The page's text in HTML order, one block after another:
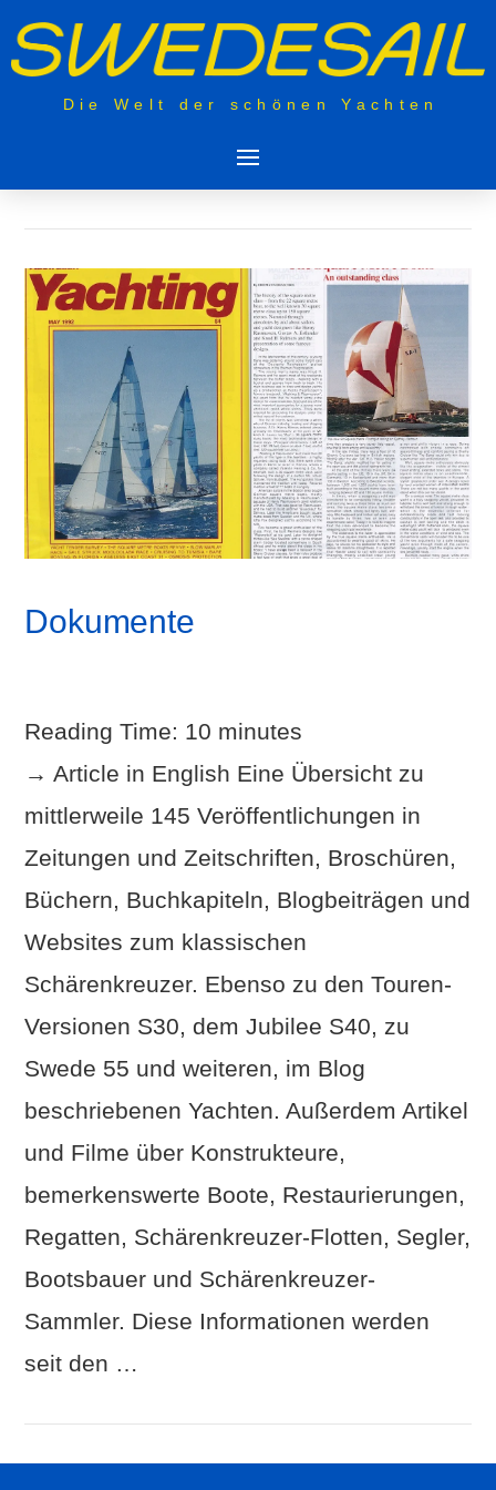
Die Welt der schönen Yachten
VIEW POST
Dokumente
Reading Time: 10 minutes
→ Article in English Eine Übersicht zu
mittlerweile 145 Veröffentlichungen in
Zeitungen und Zeitschriften, Broschüren,
Büchern, Buchkapiteln, Blogbeiträgen und
Websites zum klassischen
Schärenkreuzer. Ebenso zu den Touren-
Versionen S30, dem Jubilee S40, zu
Swede 55 und weiteren, im Blog
beschriebenen Yachten. Außerdem Artikel
und Filme über Konstrukteure,
bemerkenswerte Boote, Restaurierungen,
Regatten, Schärenkreuzer-Flotten, Segler,
Bootsbauer und Schärenkreuzer-
Sammler. Diese Informationen werden
seit den …